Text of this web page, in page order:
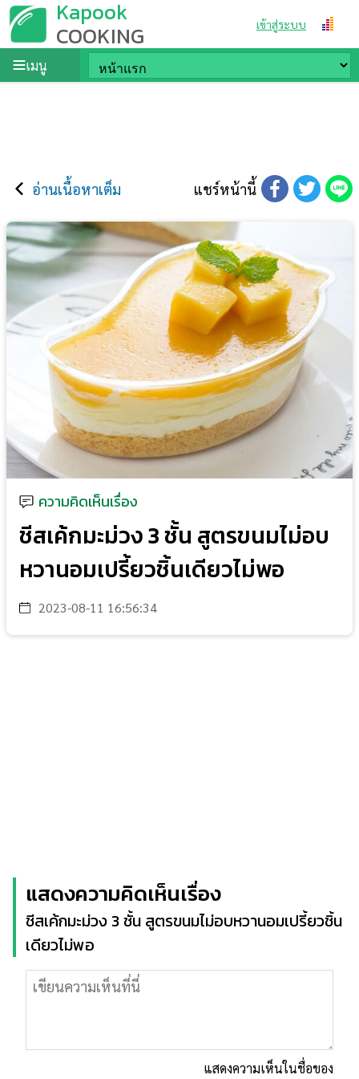
Kapook
COOKING เข้าสู่ระบบ
เมนู
อ่านเนื้อหาเต็ม แชร์หน้านี้
ความคิดเห็นเรื่อง
ชีสเค้กมะม่วง 3 ชั้น สูตรขนมไม่อบ
หวานอมเปรี้ยวชิ้นเดียวไม่พอ
2023-08-11 16:56:34
แสดงความคิดเห็นเรื่อง
ชีสเค้กมะม่วง 3 ชั้น สูตรขนมไม่อบหวานอมเปรี้ยวชิ้น
เดียวไม่พอ
แสดงความเห็นในชื่อของ